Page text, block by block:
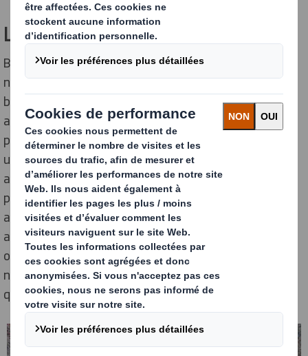
L'approvisionnement en fibres
Bien que nous soyons le premier recycleur européen,
nous privilégions les fibres recyclées grâce à notre
business model basé sur l'économie circulaire, nous
achetons également du papier par le biais de notre
plateforme d'approvisionnement en papier. Pour offrir
une valeur réellement durable, si nous consommons
aujourd'hui des fibres vierges, nous devons également
protéger les futures ressources dont notre entreprise
aura besoin. Cela signifie que nous devons nous
approvisionner exclusivement en papier 100 % recyclé
ou certifié selon la chaîne de contrôle, une norme que
nous avons atteint en 2019/20 pour tous les papiers
que nous achetons.